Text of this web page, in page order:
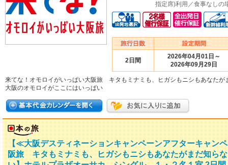
指定席)利用／食事なしの
2日間
2026年04月01日～
2026年09月29日
来てな！オモロイがいっぱい大阪旅 キタもミナミも、ヒガシもニシもあなたが
大阪のオモロイがここにはいっぱい
【≪大阪デスティネーションキャンペーンアフターキャン
阪旅 キタもミナミも、ヒガシもニシもあなたがまだ知ら